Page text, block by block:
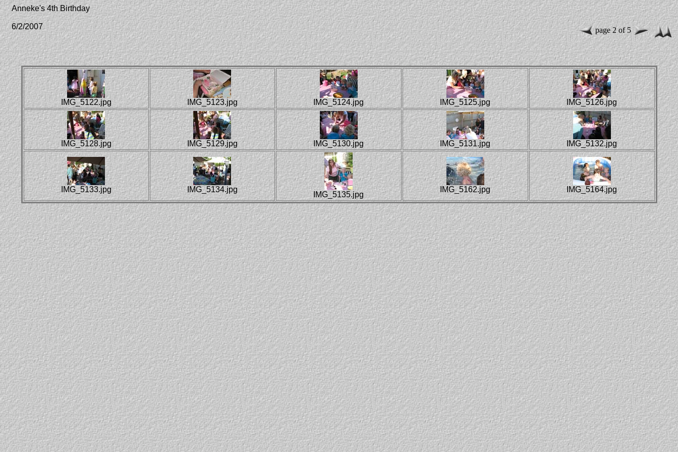
Anneke's 4th Birthday
6/2/2007 page 2 of 5
IMG_5122.jpg IMG_5123.jpg IMG_5124.jpg IMG_5125.jpg IMG_5126.jpg
IMG_5128.jpg IMG_5129.jpg IMG_5130.jpg IMG_5131.jpg IMG_5132.jpg
IMG_5133.jpg IMG_5134.jpg
IMG_5135.jpg
IMG_5162.jpg IMG_5164.jpg